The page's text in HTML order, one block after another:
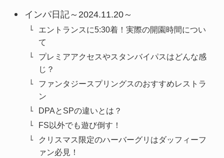
インパ日記～2024.11.20～
エントランスに5:30着！実際の開園時間につい
て
プレミアアクセスやスタンバイパスはどんな感
じ？
ファンタジースプリングスのおすすめレストラ
ン
DPAとSPの違いとは？
FS以外でも遊び倒す！
クリスマス限定のハーバーグリはダッフィーフ
ァン必見！